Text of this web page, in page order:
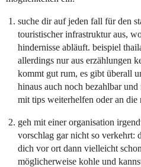
suche dir auf jeden fall für den
touristischer infrastruktur aus,
hindernisse abläuft. beispiel
allerdings nur aus erzählungen
kommt gut rum, es gibt überall
hinaus auch noch bezahlbar
mit tips weiterhelfen oder an die
geh mit einer organisation
vorschlag gar nicht so verkehrt:
dich vor ort dann vielleicht
möglicherweise kohle und